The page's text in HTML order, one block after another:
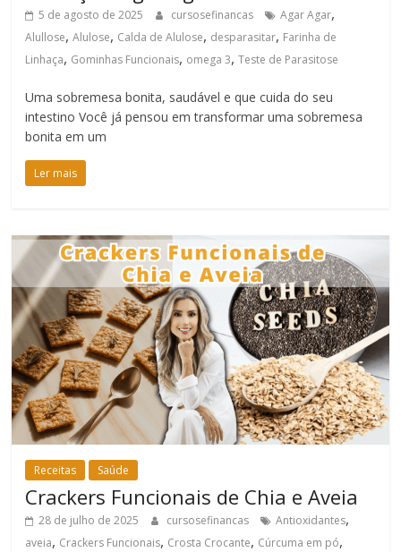
5 de agosto de 2025 cursosefinancas Agar Agar,
Alullose,Alulose, Calda de Alulose, desparasitar, Farinha de
Linhaça, Gominhas Funcionais, omega 3,Teste de Parasitose
Uma sobremesa bonita, saudável e que cuida do seu
intestino Você já pensou em transformar uma sobremesa
bonita em um
Ler mais
Receitas Saúde
Crackers Funcionais de Chia e Aveia
28 de julho de 2025 cursosefinancas Antioxidantes,
aveia, Crackers Funcionais, Crosta Crocante, Cúrcuma em pó,